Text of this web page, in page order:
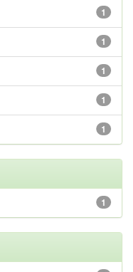
1
1
1
1
1
1